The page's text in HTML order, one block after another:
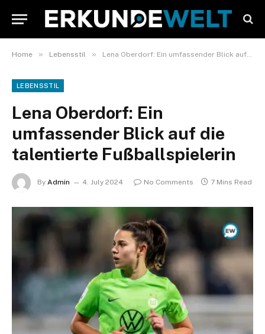
Home » Lebensstil » Lena Oberdorf: Ein umfassender Blick auf die talentierte Fußballspielerin
LEBENSSTIL
Lena Oberdorf: Ein
umfassender Blick auf die
talentierte Fußballspielerin
By Admin 4. July 2024 No Comments 7 Mins Read